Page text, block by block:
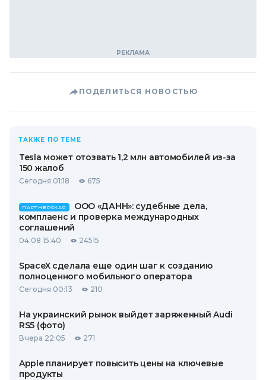
ПОДЕЛИТЬСЯ НОВОСТЬЮ
ТАКЖЕ ПО ТЕМЕ
Tesla может отозвать 1,2 млн автомобилей из-за
150 жалоб
Сегодня 01:18 675
ПАРТНЕРСКАЯ
ООО «ДАНН»: судебные дела,
комплаенс и проверка международных
соглашений
04.08 15:40 24515
SpaceX сделала еще один шаг к созданию
полноценного мобильного оператора
Сегодня 00:13 210
На украинский рынок выйдет заряженный Audi
RS5 (фото)
Вчера 22:05 271
Apple планирует повысить цены на ключевые
продукты